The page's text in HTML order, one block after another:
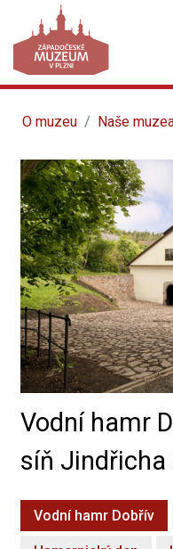
O muzeu Naše
Vodní hamr
síň Jindřicha
Vodní hamr Dobřív